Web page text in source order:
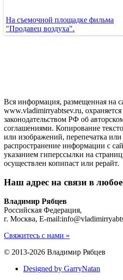
На съемочной площадке фильма
"Продавец воздуха".
Вся информация, размещенная на
www.vladimirryabtsev.ru, охраняется
законодательством РФ об
соглашениями. Копирование
или изображений, перепечатка
распространение информации с
указанием гиперссылки на
осуществлен копипаст или рерайт.
Наш адрес на связи в
Владимир Рябцев
Российская Федерация,
г. Москва, E-
Свяжитесь с нами »
© 2013-2026 Владимир Рябцев
Designed by GarryNatan